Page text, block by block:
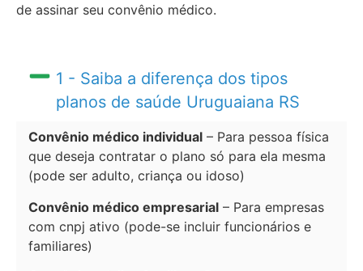
de assinar seu convênio médico.
1 - Saiba a diferença dos tipos
planos de saúde Uruguaiana RS
Convênio médico individual – Para pessoa física
que deseja contratar o plano só para ela mesma
(pode ser adulto, criança ou idoso)
Convênio médico empresarial – Para empresas
com cnpj ativo (pode-se incluir funcionários e
familiares)